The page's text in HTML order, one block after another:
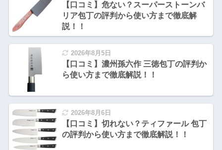
【口コミ】危ない？スーパーストーンバ
リア包丁の評判から使い方まで徹底解
説！！
2026年8月5日
【口コミ】濃州孫六作 三徳包丁の評判か
ら使い方まで徹底解説！！
2026年8月6日
【口コミ】切れない？ティファール 包丁
の評判から使い方まで徹底解説！！